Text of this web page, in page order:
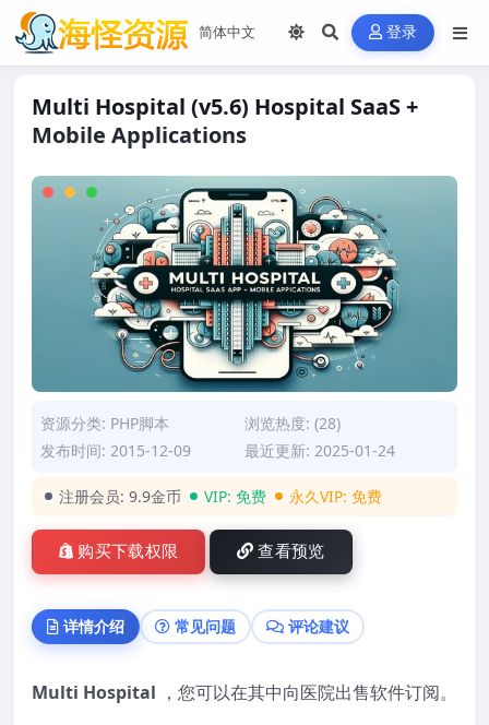
登录
Multi Hospital (v5.6) Hospital SaaS +
Mobile Applications
资源分类: PHP脚本
浏览热度: (28)
发布时间: 2015-12-09
最近更新: 2025-01-24
注册会员: 9.9金币 VIP: 免费 永久VIP: 免费
购买下载权限 查看预览
详情介绍 常见问题 评论建议
Multi Hospital ，您可以在其中向医院出售软件订阅。